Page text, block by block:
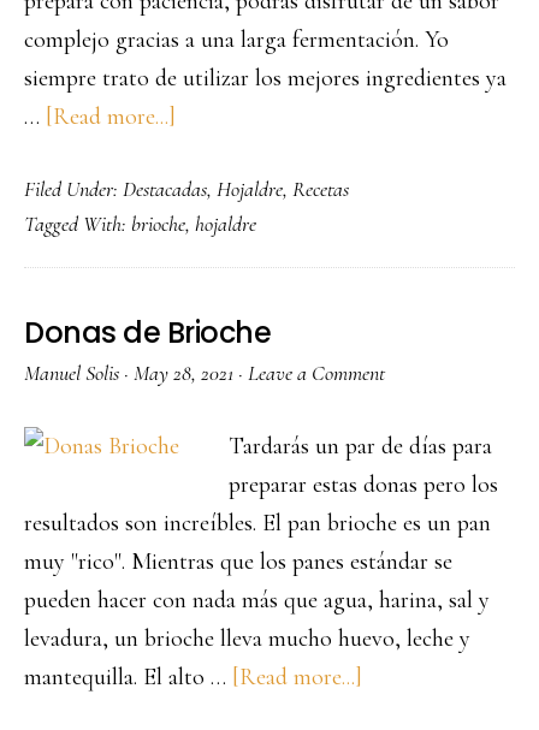
complejo gracias a una larga fermentación. Yo
siempre trato de utilizar los mejores ingredientes ya
… [Read more...]
de
Brioche
Filed Under: Destacadas, Hojaldre, Recetas
Tagged With: brioche, hojaldre
Donas de Brioche
Manuel Solis · May 28, 2021 · Leave a Comment
Tardarás un par de días para
preparar estas donas pero los
resultados son increíbles. El pan brioche es un pan
muy "rico". Mientras que los panes estándar se
pueden hacer con nada más que agua, harina, sal y
levadura, un brioche lleva mucho huevo, leche y
mantequilla. El alto … [Read more...]